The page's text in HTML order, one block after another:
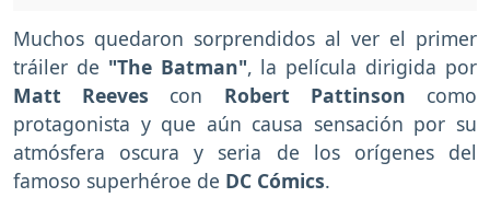
Muchos quedaron sorprendidos al ver el primer
tráiler de "The Batman", la película dirigida por
Matt Reeves con Robert Pattinson como
protagonista y que aún causa sensación por su
atmósfera oscura y seria de los orígenes del
famoso superhéroe de DC Cómics.